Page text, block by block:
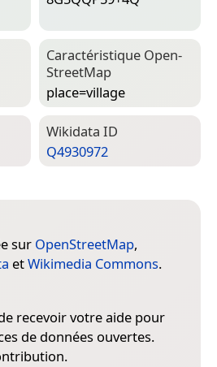
Caractéristique Open­
Street­Map
place=­village
Wiki­data ID
Q4930972
sur OpenStreetMap,
etWikimedia Commons.
recevoir votre aide pour
de données ouvertes.